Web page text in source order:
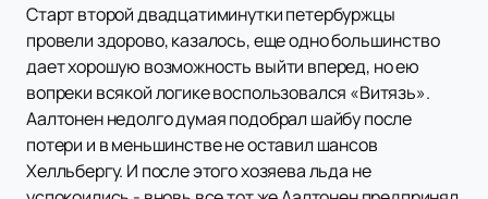
Старт второй двадцатиминутки петербуржцы
провели здорово, казалось, еще одно большинство
дает хорошую возможность выйти вперед, но ею
вопреки всякой логике воспользовался «Витязь».
Аалтонен недолго думая подобрал шайбу после
потери и в меньшинстве не оставил шансов
Хелльбергу. И после этого хозяева льда не